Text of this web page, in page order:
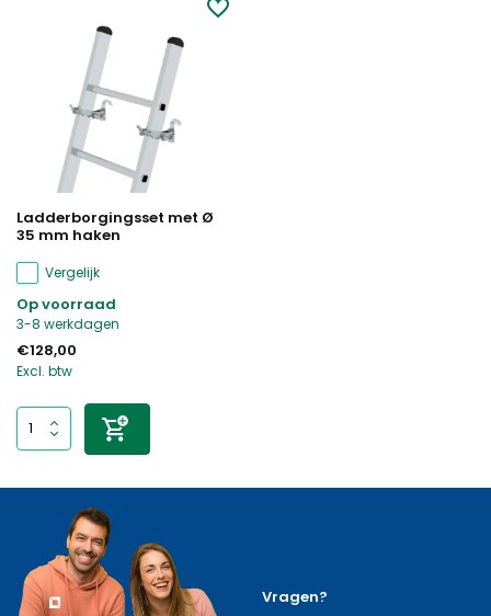
Ladderborgingsset met Ø
35 mm haken
Vergelijk
Op voorraad
3-8 werkdagen
€128,00
Excl. btw
Vragen?